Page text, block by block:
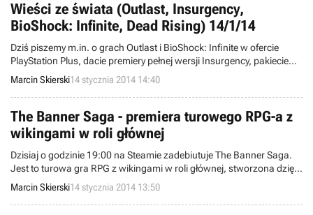
Wieści ze świata (Outlast, Insurgency,
BioShock: Infinite, Dead Rising) 14/1/14
Dziś piszemy m.in. o grach Outlast i BioShock: Infinite w ofercie
PlayStation Plus, dacie premiery pełnej wersji Insurgency, pakiecie
Dead Rising Collection, a także o przedłużonej licencji na grę Lord of
the Rings Online. Witamy w wieściach ze świata - codziennej porcji
krótkich wiadomości.
Marcin Skierski14 stycznia 2014 14:40
The Banner Saga - premiera turowego RPG-a z
wikingami w roli głównej
Dzisiaj o godzinie 19:00 na Steamie zadebiutuje The Banner Saga.
Jest to turowa gra RPG z wikingami w roli głównej, stworzona dzięki
udanej zbiórce pieniędzy na Kickstarterze. Odpowiedzialne za ten
tytuł studio Stoic zostało założone przez współtwórców Star Wars:
The Old Republic.
Marcin Skierski14 stycznia 2014 13:50